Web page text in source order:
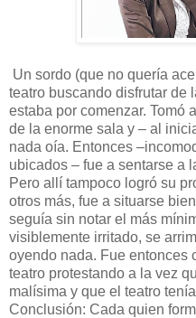
Un sordo (que no quería
teatro buscando disfrutar de
estaba por comenzar. Tomó
de la enorme sala y – al
nada oía. Entonces
ubicados – fue a sentarse a
Pero allí tampoco logró su
otros más, fue a situarse
seguía sin notar el más
visiblemente irritado, se
oyendo nada. Fue entonces
teatro protestando a la vez
malísima y que el teatro
Conclusión: Cada quien